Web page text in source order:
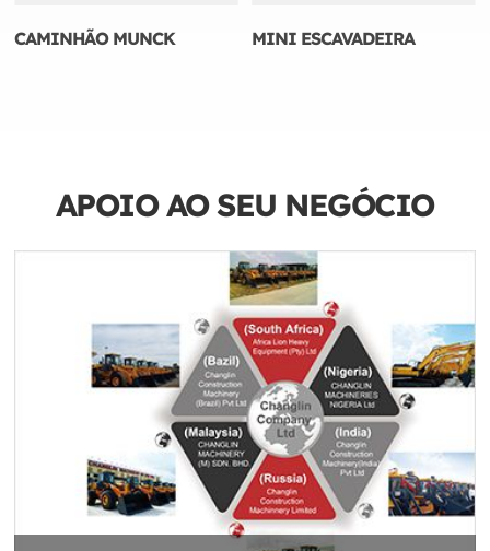
CAMINHÃO MUNCK MINI ESCAVADEIRA
APOIO AO SEU NEGÓCIO